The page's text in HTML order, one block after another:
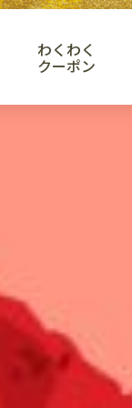
わくわく
クーポン